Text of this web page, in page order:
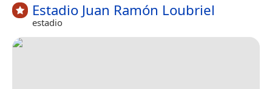
Estadio Juan Ramón Loubriel
estadio